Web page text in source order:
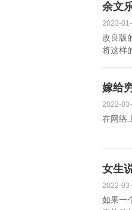
余文
2023-
改良版
将这样
嫁给
2022-
在网络
女生
2022-
如果一